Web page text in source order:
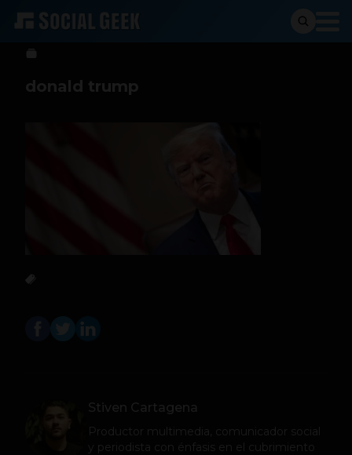
Stiven Cartagena 16 de enero de 2020
donald trump
Stiven Cartagena
Productor multimedia, comunicador social
y periodista con énfasis en el cubrimiento